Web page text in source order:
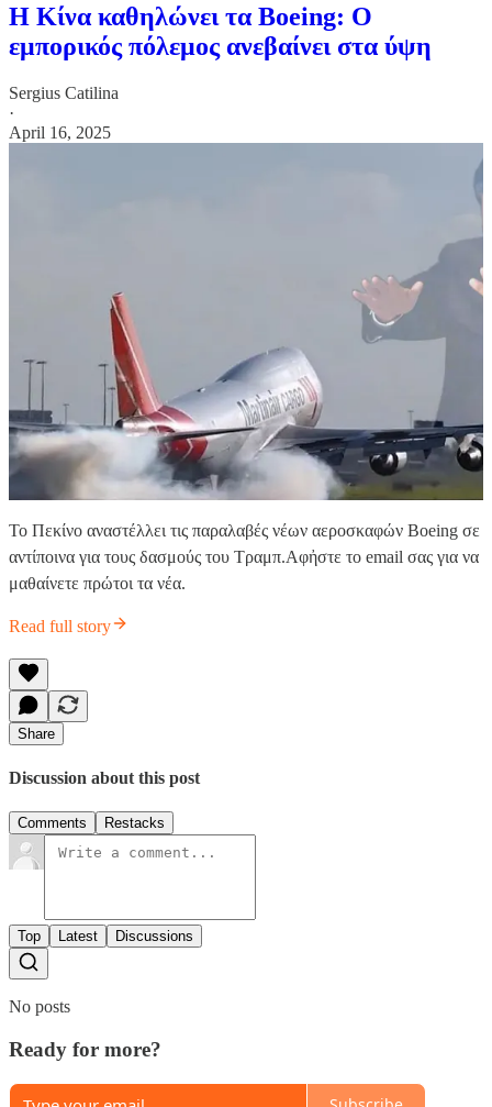
Η Κίνα καθηλώνει τα Boeing: Ο
εμπορικός πόλεμος ανεβαίνει στα ύψη
Sergius Catilina
·
April 16, 2025
Το Πεκίνο αναστέλλει τις παραλαβές νέων αεροσκαφών Boeing σε
αντίποινα για τους δασμούς του Τραμπ.Αφἠστε το email σας για να
μαθαίνετε πρώτοι τα νέα.
Read full story
Share
Discussion about this post
Comments Restacks
Top Latest Discussions
No posts
Ready for more?